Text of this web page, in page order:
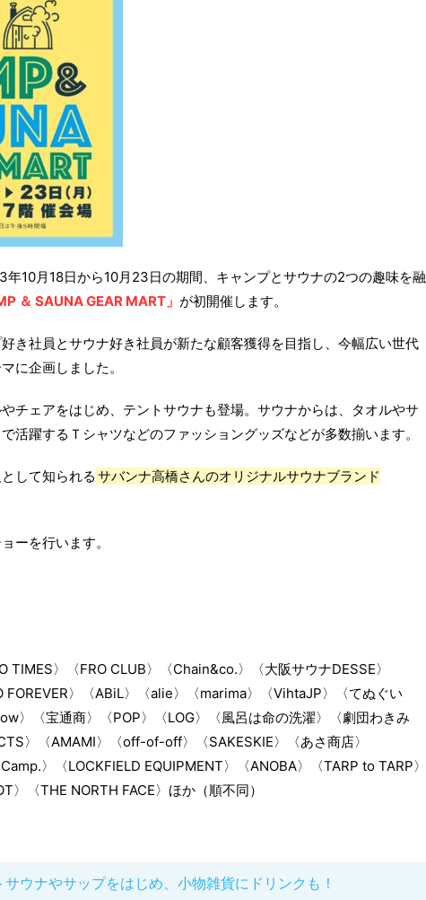
10月18日から10月23日の期間、キャンプとサウナの2つの趣味を融
＆ SAUNA GEAR MART」 が初開催します。
き社員とサウナ好き社員が新たな顧客獲得を目指し、今幅広い世代
に企画しました。
チェアをはじめ、テントサウナも登場。サウナからは、タオルやサ
活躍するＴシャツなどのファッショングッズなどが多数揃います。
して知られる サバンナ高橋さんのオリジナルサウナブランド
ーを行います。
TIMES〉〈FRO CLUB〉〈Chain&co.〉〈大阪サウナDESSE〉
FOREVER〉〈ABiL〉〈alie〉〈marima〉〈VihtaJP〉〈てぬぐい
〉〈宝通商〉〈POP〉〈LOG〉〈風呂は命の洗濯〉〈劇団わきみ
〉〈AMAMI〉〈off-of-off〉〈SAKESKIE〉〈あさ商店〉
〉〈LOCKFIELD EQUIPMENT〉〈ANOBA〉〈TARP to TARP〉
〉〈THE NORTH FACE〉ほか（順不同）
サウナやサップをはじめ、小物雑貨にドリンクも！